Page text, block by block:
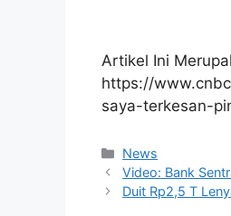
Artikel Ini
https://
saya-terkesan-
Kategori
News
Video: Bank
Duit Rp2,5 T